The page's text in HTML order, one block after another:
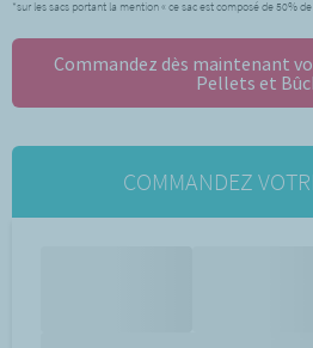
*sur les sacs portant la mention « ce sac est composé de 50%
Commandez dès maintenant
Pellets et
COMMANDEZ